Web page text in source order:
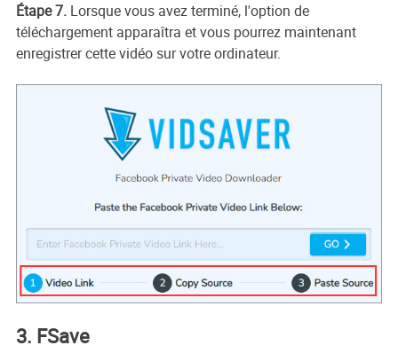
Étape 7.Lorsque vous avez terminé, l'option de
téléchargement apparaîtra et vous pourrez maintenant
enregistrer cette vidéo sur votre ordinateur.
3. FSave